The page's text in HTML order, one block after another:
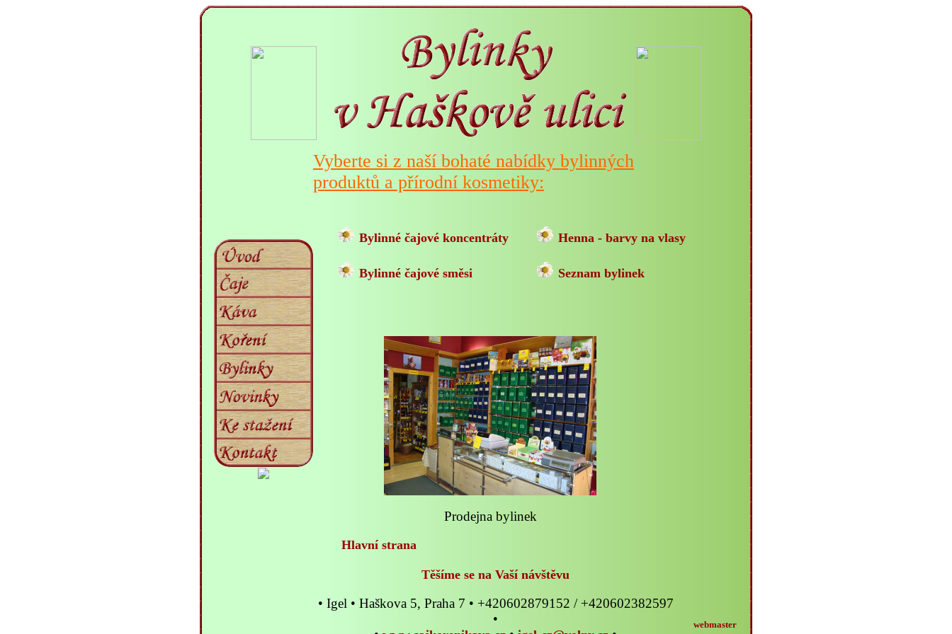
Vyberte si z naší bohaté nabídky bylinných
produktů a přírodní kosmetiky:
Bylinné čajové koncentráty Henna - barvy na vlasy
Bylinné čajové směsi Seznam bylinek
Prodejna bylinek
Hlavní strana
Těšíme se na Vaší návštěvu
• Igel • Haškova 5, Praha 7 • +420602879152 / +420602382597
•
webmaster